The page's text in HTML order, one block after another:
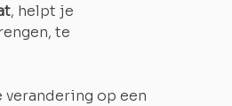
, helpt je
te
op een